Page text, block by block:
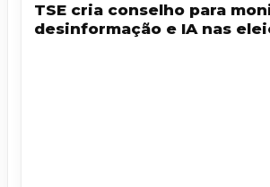
TSE cria conselho para
desinformação e IA nas